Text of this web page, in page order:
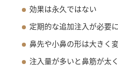
効果は永久ではない
定期的な追加注入が必要
鼻先や小鼻の形は大きく
注入量が多いと鼻筋が太